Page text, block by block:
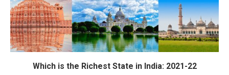
Which is the Richest State in India: 2021-22